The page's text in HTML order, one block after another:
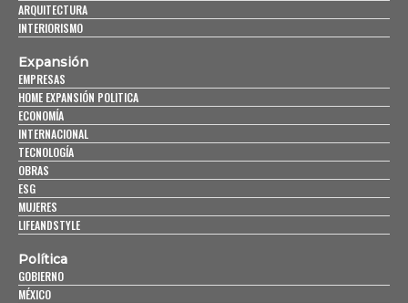
ARQUITECTURA
INTERIORISMO
Expansión
EMPRESAS
HOME EXPANSIÓN POLITICA
ECONOMÍA
INTERNACIONAL
TECNOLOGÍA
OBRAS
ESG
MUJERES
LIFEANDSTYLE
Política
GOBIERNO
MÉXICO